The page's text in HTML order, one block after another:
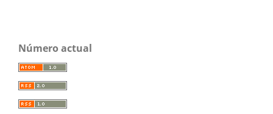
Número actual